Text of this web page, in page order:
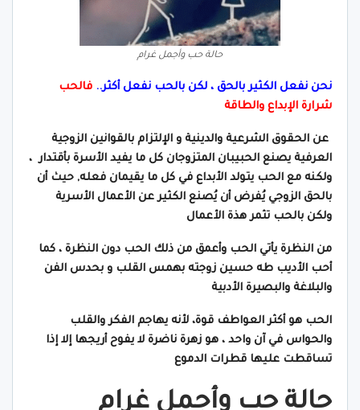
حالة حب وأجمل غرام
نحن نفعل الكثير بالحق ، لكن بالحب نفعل أكثر.. فالحب
شرارة الإبداع والطاقة
عن الحقوق الشرعية والدينية و الإلتزام بالقوانين الزوجية
العرفية يصنع الحبيبان المتزوجان كل ما يفيد الأسرة بأقتدار ،
ولكنه مع الحب يتولد الأبداع في كل ما يقيمان فعله, حيث أن
بالحق الزوجي يُفرض أن يُصنع الكثير عن الأعمال الأسرية
ولكن بالحب تثمر هذة الأعمال
من النظرة يأتي الحب وأعمق من ذلك الحب دون النظرة ، كما
أحب الأديب طه حسين زوجته بهمس القلب و بحدس الفن
والبلاغة والبصيرة الأدبية
الحب هو أكثر العواطف قوة، لأنه يهاجم الفكر والقلب
والحواس في آن واحد ، هو زهرة ناضرة لا يفوح أريجها إلا إذا
تساقطت عليها قطرات الدموع
حالة حب وأجمل غرام